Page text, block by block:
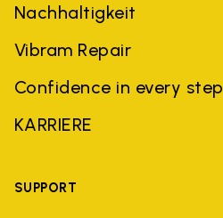
Nachhaltigkeit
Vibram Repair
Confidence in every step
KARRIERE
SUPPORT